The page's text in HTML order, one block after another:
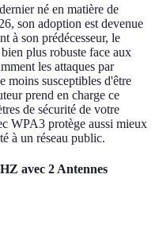
né en matière de
son adoption est devenue
à son prédécesseur, le
plus robuste face aux
les attaques par
moins susceptibles d'être
prend en charge ce
de sécurité de votre
WPA3 protège aussi mieux
à un réseau public.
avec 2 Antennes